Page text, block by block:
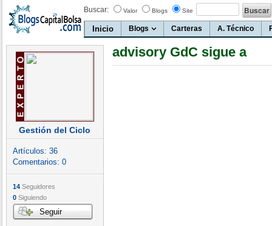
Buscar: Valor Blogs Site
Inicio Blogs Carteras A. Técnico
Gestión del Ciclo
Artículos: 36
Comentarios: 0
14 Seguidores
0 Siguiendo
Seguir
advisory GdC sigue a